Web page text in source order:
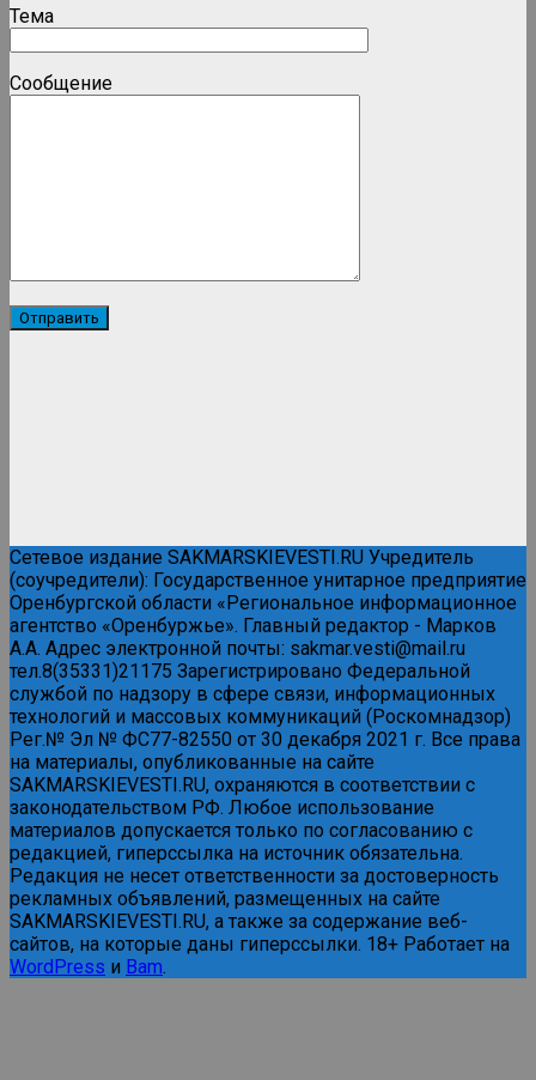
Тема
Сообщение
Сетевое издание SAKMARSKIEVESTI.RU Учредитель
(соучредители): Государственное унитарное предприятие
Оренбургской области «Региональное информационное
агентство «Оренбуржье». Главный редактор - Марков
А.А. Адрес электронной почты: sakmar.vesti@mail.ru
тел.8(35331)21175 Зарегистрировано Федеральной
службой по надзору в сфере связи, информационных
технологий и массовых коммуникаций (Роскомнадзор)
Рег.№ Эл № ФС77-82550 от 30 декабря 2021 г. Все права
на материалы, опубликованные на сайте
SAKMARSKIEVESTI.RU, охраняются в соответствии с
законодательством РФ. Любое использование
материалов допускается только по согласованию с
редакцией, гиперссылка на источник обязательна.
Редакция не несет ответственности за достоверность
рекламных объявлений, размещенных на сайте
SAKMARSKIEVESTI.RU, а также за содержание веб-
сайтов, на которые даны гиперссылки. 18+ Работает на
WordPress и Bam.